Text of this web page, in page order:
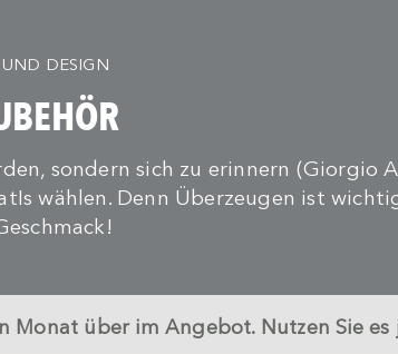
sondern sich zu erinnern (Giorgio
wählen. Denn Überzeugen ist
Monat über im Angebot. Nutzen Sie es
UND DESIGN